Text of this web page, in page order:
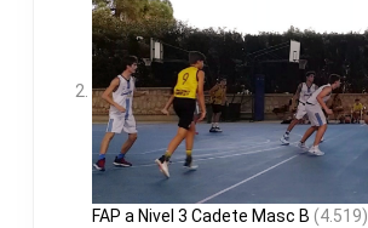
FAP a Nivel 3 Cadete Masc B (4.519)